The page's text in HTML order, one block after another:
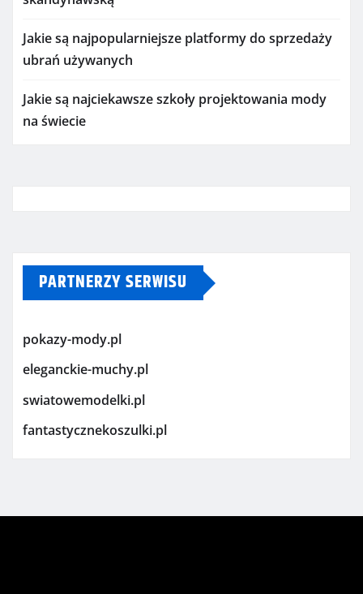
Jakie są najpopularniejsze platformy do sprzedaży
ubrań używanych
Jakie są najciekawsze szkoły projektowania mody
na świecie
PARTNERZY SERWISU
pokazy-mody.pl
eleganckie-muchy.pl
swiatowemodelki.pl
fantastycznekoszulki.pl